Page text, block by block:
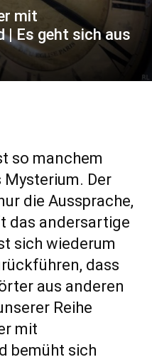
mit
| Es geht sich aus
so manchem
Mysterium. Der
die Aussprache,
das andersartige
sich wiederum
dass
aus anderen
Reihe
mit
bemüht sich